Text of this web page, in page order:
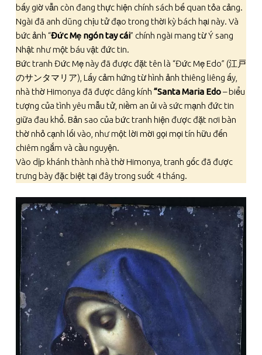
bấy giờ vẫn còn đang thực hiện chính sách bế quan tỏa cảng.
Ngài đã anh dũng chịu tử đạo trong thời kỳ bách hại này. Và
bức ảnh “Đức Mẹ ngón tay cái” chính ngài mang từ Ý sang
Nhật như một báu vật đức tin.
Bức tranh Đức Mẹ này đã được đặt tên là “Đức Mẹ Edo” (江戸
のサンタマリア), Lấy cảm hứng từ hình ảnh thiêng liêng ấy,
nhà thờ Himonya đã được dâng kính “Santa Maria Edo– biểu
tượng của tình yêu mẫu tử, niềm an ủi và sức mạnh đức tin
giữa đau khổ. Bản sao của bức tranh hiện được đặt nơi bàn
thờ nhỏ cạnh lối vào, như một lời mời gọi mọi tín hữu đến
chiêm ngắm và cầu nguyện.
Vào dịp khánh thành nhà thờ Himonya, tranh gốc đã được
trưng bày đặc biệt tại đây trong suốt 4 tháng.